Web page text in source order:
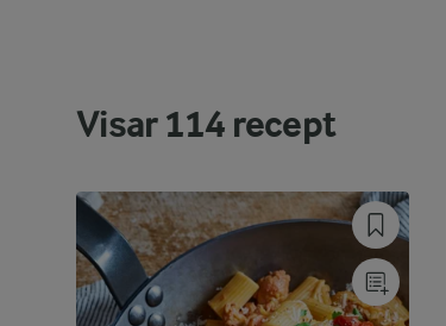
Visar114 recept